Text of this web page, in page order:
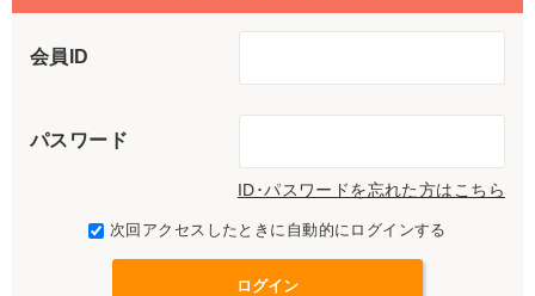
会員ID
パスワード
ID･パスワードを忘れた方はこちら
次回アクセスしたときに自動的にログインする